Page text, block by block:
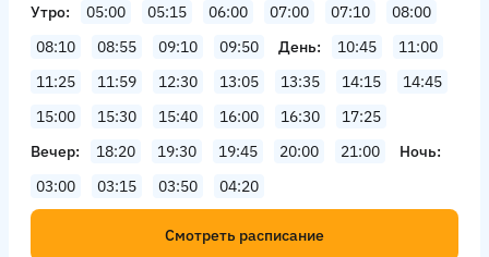
Утро 05:00 05:15 06:00 07:00 07:10
08:00
08:10
08:55 09:10 09:50 День 10:45
11:00
11:25
11:59 12:30 13:05 13:35 14:15
14:45
15:00
15:30 15:40 16:00 16:30
17:25
Вечер
18:20 19:30 19:45 20:00 21:00
Ночь
03:00
03:15 03:50 04:20
Смотреть расписание